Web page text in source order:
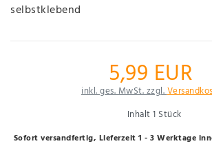
selbstklebend
5,99 EUR
inkl. ges. MwSt. zzgl.
Inhalt1 Stück
Sofort versandfertig, Lieferzeit 1 - 3 Werktage